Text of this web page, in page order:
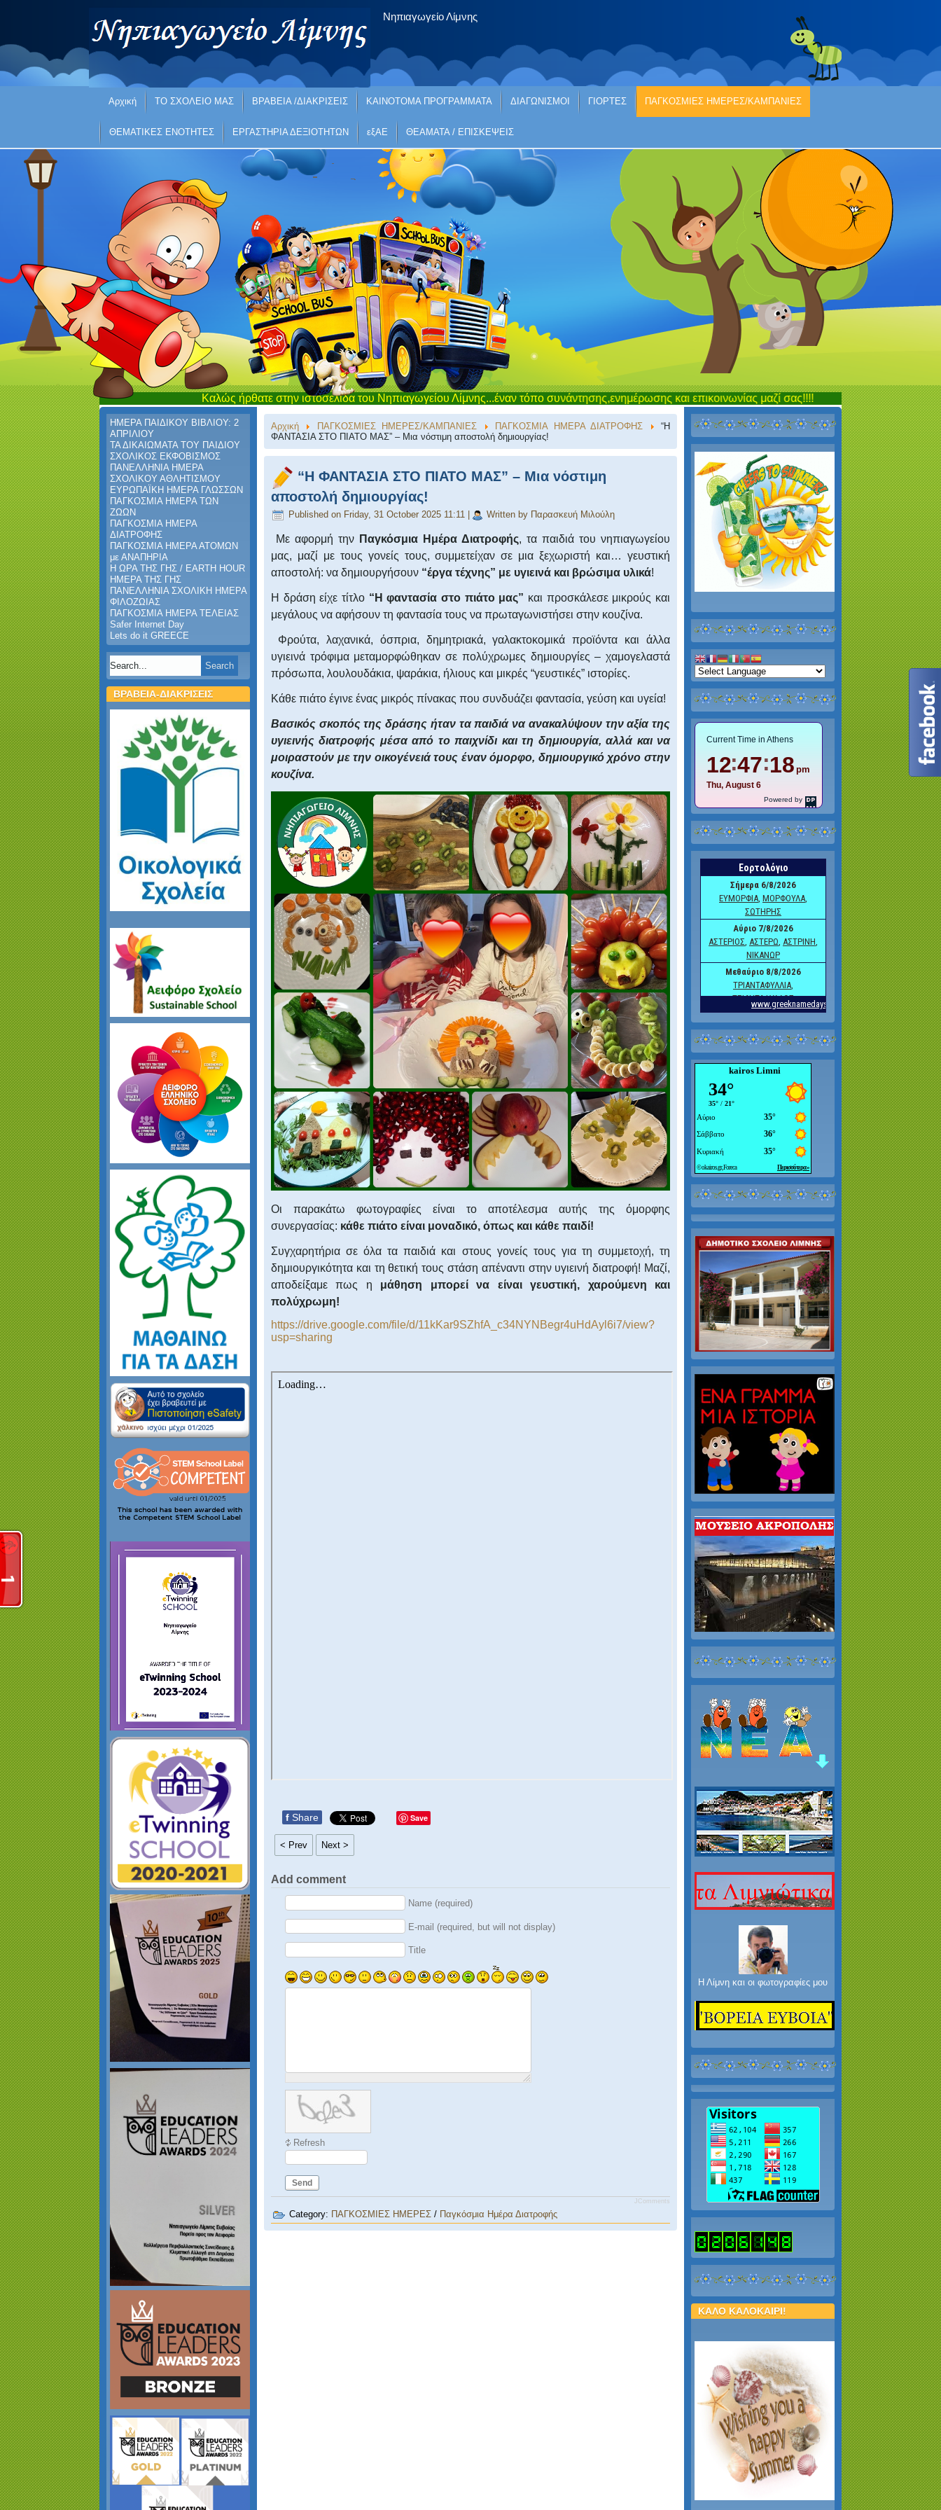
Νηπιαγωγείο Λίμνης
Αρχική ΤΟ ΣΧΟΛΕΙΟ ΜΑΣ ΒΡΑΒΕΙΑ /ΔΙΑΚΡΙΣΕΙΣ ΚΑΙΝΟΤΟΜΑ ΠΡΟΓΡΑΜΜΑΤΑ ΔΙΑΓΩΝΙΣΜΟΙ ΓΙΟΡΤΕΣ ΠΑΓΚΟΣΜΙΕΣ ΗΜΕΡΕΣ/ΚΑΜΠΑΝΙΕΣ
ΘΕΜΑΤΙΚΕΣ ΕΝΟΤΗΤΕΣ ΕΡΓΑΣΤΗΡΙΑ ΔΕΞΙΟΤΗΤΩΝ εξΑΕ ΘΕΑΜΑΤΑ / ΕΠΙΣΚΕΨΕΙΣ
Καλώς ήρθατε στην ιστοσελίδα του Νηπιαγωγείου Λίμνης...έναν τόπο συνάντησης,ενημέρωσης και επικοινωνίας μαζί σας!!!!
ΗΜΕΡΑ ΠΑΙΔΙΚΟΥ ΒΙΒΛΙΟΥ: 2
ΑΠΡΙΛΙΟΥ
ΤΑ ΔΙΚΑΙΩΜΑΤΑ ΤΟΥ ΠΑΙΔΙΟΥ
ΣΧΟΛΙΚΟΣ ΕΚΦΟΒΙΣΜΟΣ
ΠΑΝΕΛΛΗΝΙΑ ΗΜΕΡΑ
ΣΧΟΛΙΚΟΥ ΑΘΛΗΤΙΣΜΟΥ
ΕΥΡΩΠΑΪΚΗ ΗΜΕΡΑ ΓΛΩΣΣΩΝ
ΠΑΓΚΟΣΜΙΑ ΗΜΕΡΑ ΤΩΝ
ΖΩΩΝ
ΠΑΓΚΟΣΜΙΑ ΗΜΕΡΑ
ΔΙΑΤΡΟΦΗΣ
ΠΑΓΚΟΣΜΙΑ ΗΜΕΡΑ ΑΤΟΜΩΝ
με ΑΝΑΠΗΡΙΑ
Η ΩΡΑ ΤΗΣ ΓΗΣ / EARTH HOUR
ΗΜΕΡΑ ΤΗΣ ΓΗΣ
ΠΑΝΕΛΛΗΝΙΑ ΣΧΟΛΙΚΗ ΗΜΕΡΑ
ΦΙΛΟΖΩΙΑΣ
ΠΑΓΚΟΣΜΙΑ ΗΜΕΡΑ ΤΕΛΕΙΑΣ
Safer Internet Day
Lets do it GREECE
ΒΡΑΒΕΙΑ-ΔΙΑΚΡΙΣΕΙΣ
Αρχική ΠΑΓΚΟΣΜΙΕΣ ΗΜΕΡΕΣ/ΚΑΜΠΑΝΙΕΣ ΠΑΓΚΟΣΜΙΑ ΗΜΕΡΑ ΔΙΑΤΡΟΦΗΣ
‎“Η
ΦΑΝΤΑΣΙΑ ΣΤΟ ΠΙΑΤΟ ΜΑΣ” – Μια νόστιμη αποστολή δημιουργίας!‎
‎“Η ΦΑΝΤΑΣΙΑ ΣΤΟ ΠΙΑΤΟ ΜΑΣ” – Μια νόστιμη
αποστολή δημιουργίας!‎
Published on Friday, 31 October 2025 11:11 Written by Παρασκευή Μιλούλη
Με αφορμή την Παγκόσμια Ημέρα Διατροφής, τα παιδιά του νηπιαγωγείου
μας, μαζί με τους γονείς τους, συμμετείχαν σε μια ξεχωριστή και… γευστική
αποστολή: να δημιουργήσουν “έργα τέχνης” με υγιεινά και βρώσιμα υλικά!
Η δράση είχε τίτλο “Η φαντασία στο πιάτο μας” και προσκάλεσε μικρούς και
μεγάλους να αφήσουν τη φαντασία τους να πρωταγωνιστήσει στην κουζίνα.
Φρούτα, λαχανικά, όσπρια, δημητριακά, γαλακτοκομικά προϊόντα και άλλα
υγιεινά τρόφιμα μεταμορφώθηκαν σε πολύχρωμες δημιουργίες – χαμογελαστά
πρόσωπα, λουλουδάκια, ψαράκια, ήλιους και μικρές “γευστικές” ιστορίες.
Κάθε πιάτο έγινε ένας μικρός πίνακας που συνδυάζει φαντασία, γεύση και υγεία!
Βασικός σκοπός της δράσης ήταν τα παιδιά να ανακαλύψουν την αξία της
υγιεινής διατροφής μέσα από το παιχνίδι και τη δημιουργία, αλλά και να
μοιραστούν με την οικογένειά τους έναν όμορφο, δημιουργικό χρόνο στην
κουζίνα.
Οι παρακάτω φωτογραφίες είναι το αποτέλεσμα αυτής της όμορφης
συνεργασίας: κάθε πιάτο είναι μοναδικό, όπως και κάθε παιδί!
Συγχαρητήρια σε όλα τα παιδιά και στους γονείς τους για τη συμμετοχή, τη
δημιουργικότητα και τη θετική τους στάση απέναντι στην υγιεινή διατροφή! Μαζί,
αποδείξαμε πως η μάθηση μπορεί να είναι γευστική, χαρούμενη και
πολύχρωμη!
https://drive.google.com/file/d/11kKar9SZhfA_c34NYNBegr4uHdAyl6i7/view?
usp=sharing
f Share Save
< Prev Next >
Add comment
Name (required)
E-mail (required, but will not display)
Title
Refresh
Send
JComments
Category: ΠΑΓΚΟΣΜΙΕΣ ΗΜΕΡΕΣ / Παγκόσμια Ημέρα Διατροφής
kairos Limni
Η Λίμνη και οι φωτογραφίες μου
ΚΑΛΟ ΚΑΛΟΚΑΙΡΙ!